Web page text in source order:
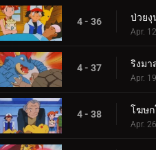
4 - 36 ป่วยงุ
Apr.
4 - 37 ริงมา
Apr.
4 - 38 โฆษก
Apr.